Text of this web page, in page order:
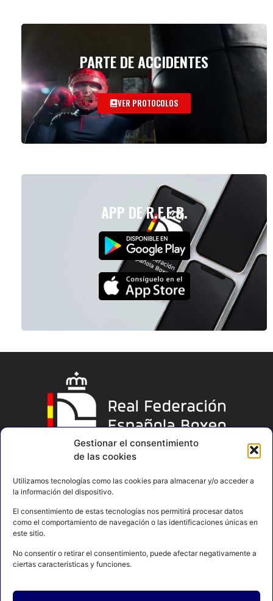
Gestionar el consentimiento
de las cookies
Utilizamos tecnologías como las cookies para almacenar y/o acceder a
la información del dispositivo.
El consentimiento de estas tecnologías nos permitirá procesar datos
como el comportamiento de navegación o las identificaciones únicas en
este sitio.
No consentir o retirar el consentimiento, puede afectar negativamente a
ciertas características y funciones.
PARTE DE ACCIDENTES
VER PROTOCOLOS
APP DE R.F.E.B.